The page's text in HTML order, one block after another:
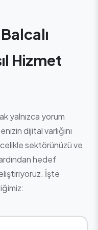
Hizmet
yalnızca yorum
dijital varlığını
sektörünüzü ve
hedef
İşte